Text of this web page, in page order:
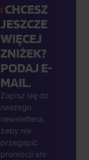
CHCESZ
JESZCZE
WIĘCEJ
ZNIŻEK?
PODAJ E-
MAIL.
Zapisz się do
naszego
newslettera,
żeby nie
przegapić
promocji ani